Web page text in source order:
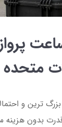
متحده
ترین و
بدون